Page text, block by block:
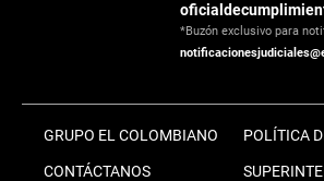
*Buzón exclusivo para
GRUPO EL COLOMBIANO
CONTÁCTANOS
POLÍTICA